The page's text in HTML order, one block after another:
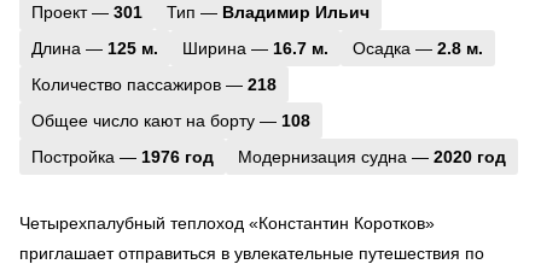
Проект — 301 Тип — Владимир Ильич
Длина — 125 м. Ширина — 16.7 м. Осадка — 2.8 м.
Количество пассажиров — 218
Общее число кают на борту — 108
Постройка — 1976 год Модернизация судна — 2020 год
Четырехпалубный теплоход «Константин Коротков»
приглашает отправиться в увлекательные путешествия по